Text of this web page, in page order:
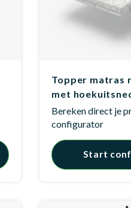
Topper matras
met
Bereken direct je
configurator
Start